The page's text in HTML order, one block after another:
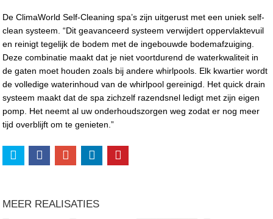
De ClimaWorld Self-Cleaning spa’s zijn uitgerust met een uniek self-
clean systeem. “Dit geavanceerd systeem verwijdert oppervlaktevuil
en reinigt tegelijk de bodem met de ingebouwde bodemafzuiging.
Deze combinatie maakt dat je niet voortdurend de waterkwaliteit in
de gaten moet houden zoals bij andere whirlpools. Elk kwartier wordt
de volledige waterinhoud van de whirlpool gereinigd. Het quick drain
systeem maakt dat de spa zichzelf razendsnel ledigt met zijn eigen
pomp. Het neemt al uw onderhoudszorgen weg zodat er nog meer
tijd overblijft om te genieten.”
MEER REALISATIES